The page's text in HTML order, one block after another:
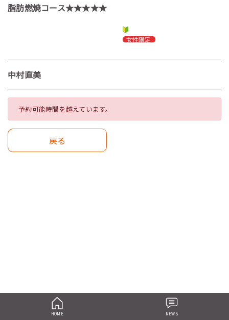
脂肪燃焼コース★★★★★
中村直美
予約可能時間を越えています。
戻る
HOME NEWS